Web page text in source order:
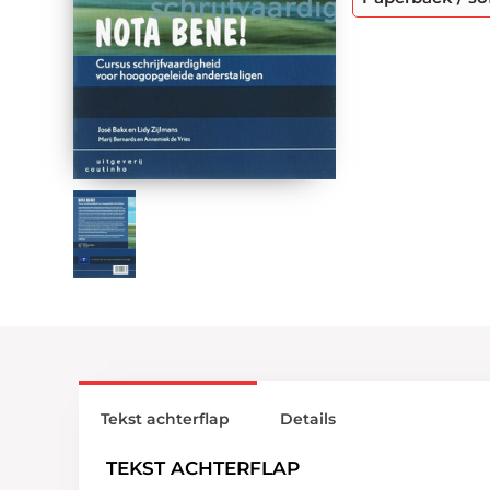
Tekst achterflap
TEKST ACHTERFLAP
Details